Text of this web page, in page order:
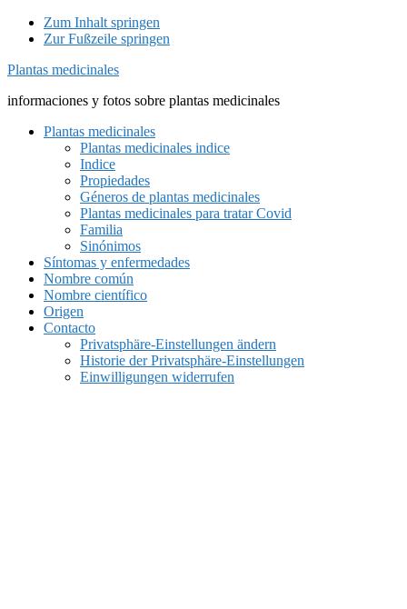
Zum Inhalt springen
Zur Fußzeile springen
Plantas medicinales
informaciones y fotos sobre plantas medicinales
Plantas medicinales
Plantas medicinales indice
Indice
Propiedades
Géneros de plantas medicinales
Plantas medicinales para tratar Covid
Familia
Sinónimos
Síntomas y enfermedades
Nombre común
Nombre científico
Origen
Contacto
Privatsphäre-Einstellungen ändern
Historie der Privatsphäre-Einstellungen
Einwilligungen widerrufen